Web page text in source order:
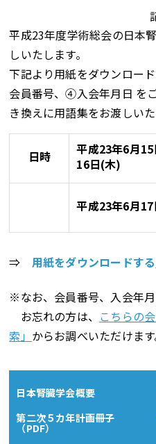
日本腎臓学会概要
第二次５カ年計画冊子
（PDF）
平成23年度学術総会の日本
しいたします。
下記より用紙をダウンロ
会員番号、④入会年月日 を
き換えに用語集をお渡しいた
日時
平成23年6月
16日(木)
平成23年6月
⇒ 用紙をダウンロードする
※なお、会員番号、入会年月
お忘れの方は、 こちらの
索」 からお調べいただけます